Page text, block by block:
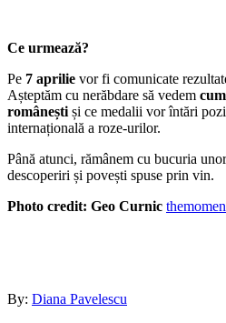
Ce urmează?
Pe 7 aprilie vor fi comunicate
Așteptăm cu nerăbdare să vedem
româneștiși ce medalii vor întări
internațională a roze-urilor.
Până atunci, rămânem cu bucuria
descoperiri și povești spuse prin vin.
Photo credit: Geo Curnic
By: Diana Pavelescu